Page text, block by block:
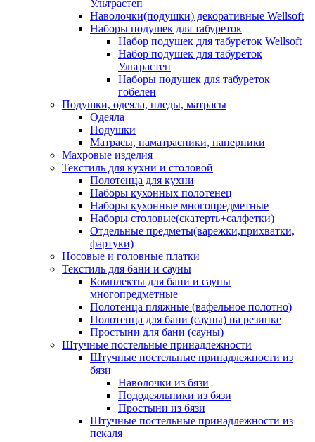
Ультрастеп
Наволочки(подушки) декоративные Wellsoft
Наборы подушек для табуреток
Набор подушек для табуреток Wellsoft
Набор подушек для табуреток
Ультрастеп
Наборы подушек для табуреток
гобелен
Подушки, одеяла, пледы, матрасы
Одеяла
Подушки
Матрасы, наматрасники, наперники
Махровые изделия
Текстиль для кухни и столовой
Полотенца для кухни
Наборы кухонных полотенец
Наборы кухонные многопредметные
Наборы столовые(скатерть+салфетки)
Отдельные предметы(варежки,прихватки,
фартуки)
Носовые и головные платки
Текстиль для бани и сауны
Комплекты для бани и сауны
многопредметные
Полотенца пляжные (вафельное полотно)
Полотенца для бани (сауны) на резинке
Простыни для бани (сауны)
Штучные постельные принадлежности
Штучные постельные принадлежности из
бязи
Наволочки из бязи
Пододеяльники из бязи
Простыни из бязи
Штучные постельные принадлежности из
пекаля